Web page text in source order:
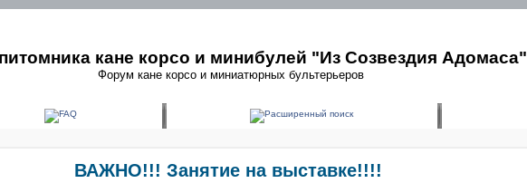
кане корсо и минибулей "Из Созвездия Адомаса"
Форум кане корсо и миниатюрных бультерьеров
ВАЖНО!!! Занятие на выставке!!!!